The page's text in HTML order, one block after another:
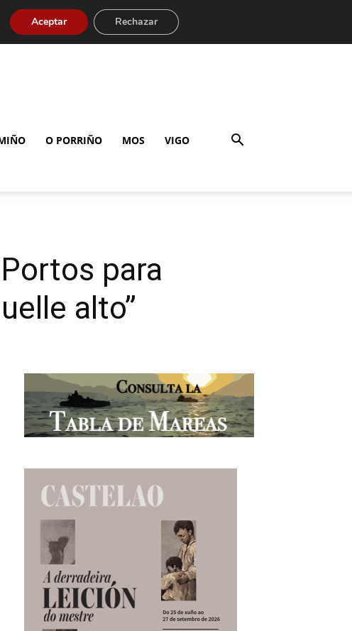
O PORRIÑO MOS VIGO
para
alto”
Aceptar Rechazar